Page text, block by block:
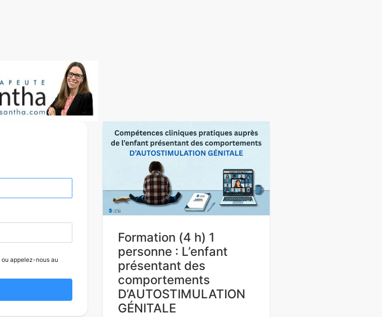
Formation (4 h) 1
personne : L’enfant
présentant des
comportements
D’AUTOSTIMULATION
GÉNITALE
ou appelez-nous au